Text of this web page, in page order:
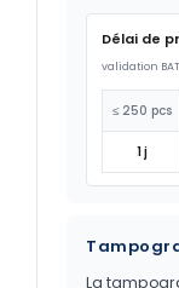
Délai de
validation
≤ 250 pcs
1 j
La